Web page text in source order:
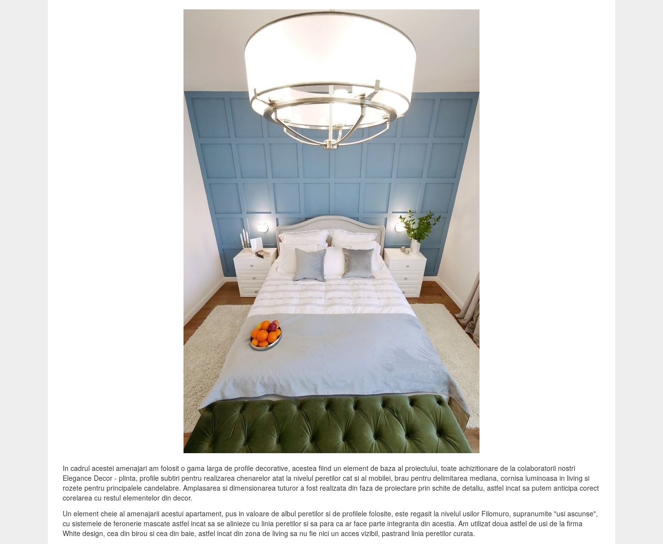
In cadrul acestei amenajari am folosit o gama larga de profile decorative, acestea fiind un element de baza al proiectului, toate achizitionare de la colaboratorii nostri
Elegance Decor - plinta, profile subtiri pentru realizarea chenarelor atat la nivelul peretilor cat si al mobilei, brau pentru delimitarea mediana, cornisa luminoasa in living si
rozete pentru principalele candelabre. Amplasarea si dimensionarea tuturor a fost realizata din faza de proiectare prin schite de detaliu, astfel incat sa putem anticipa corect
corelarea cu restul elementelor din decor.
Un element cheie al amenajarii acestui apartament, pus in valoare de albul peretilor si de profilele folosite, este regasit la nivelul usilor Filomuro, supranumite "usi ascunse",
cu sistemele de feronerie mascate astfel incat sa se alinieze cu linia peretilor si sa para ca ar face parte integranta din acestia. Am utilizat doua astfel de usi de la firma
White design, cea din birou si cea din baie, astfel incat din zona de living sa nu fie nici un acces vizibil, pastrand linia peretilor curata.
Va invitam sa dati 'Like' paginii noastre de Facebook
pentru a afla zilnic noutati interesante. Va multumim!